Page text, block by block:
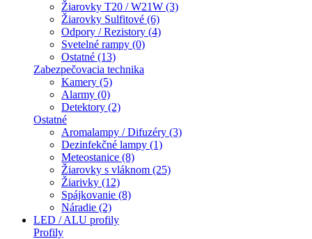
Žiarovky T20 / W21W (3)
Žiarovky Sulfitové (6)
Odpory / Rezistory (4)
Svetelné rampy (0)
Ostatné (13)
Zabezpečovacia technika
Kamery (5)
Alarmy (0)
Detektory (2)
Ostatné
Aromalampy / Difuzéry (3)
Dezinfekčné lampy (1)
Meteostanice (8)
Žiarovky s vláknom (25)
Žiarivky (12)
Spájkovanie (8)
Náradie (2)
LED / ALU profily
Profily